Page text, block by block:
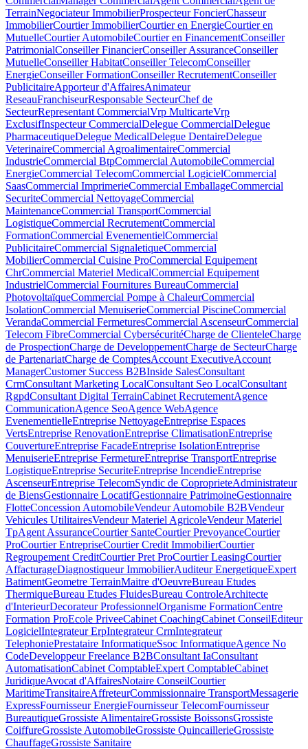
TerrainNegociateur ImmobilierProspecteur FoncierChasseur
ImmobilierCourtier ImmobilierCourtier en EnergieCourtier en
MutuelleCourtier AutomobileCourtier en FinancementConseiller
PatrimonialConseiller FinancierConseiller AssuranceConseiller
MutuelleConseiller HabitatConseiller TelecomConseiller
EnergieConseiller FormationConseiller RecrutementConseiller
PublicitaireApporteur d'AffairesAnimateur
ReseauFranchiseurResponsable SecteurChef de
SecteurRepresentant CommercialVrp MulticarteVrp
ExclusifInspecteur CommercialDelegue CommercialDelegue
PharmaceutiqueDelegue MedicalDelegue DentaireDelegue
VeterinaireCommercial AgroalimentaireCommercial
IndustrieCommercial BtpCommercial AutomobileCommercial
EnergieCommercial TelecomCommercial LogicielCommercial
SaasCommercial ImprimerieCommercial EmballageCommercial
SecuriteCommercial NettoyageCommercial
MaintenanceCommercial TransportCommercial
LogistiqueCommercial RecrutementCommercial
FormationCommercial EvenementielCommercial
PublicitaireCommercial SignaletiqueCommercial
MobilierCommercial Cuisine ProCommercial Equipement
ChrCommercial Materiel MedicalCommercial Equipement
IndustrielCommercial Fournitures BureauCommercial
PhotovoltaïqueCommercial Pompe à ChaleurCommercial
IsolationCommercial MenuiserieCommercial PiscineCommercial
VerandaCommercial FermeturesCommercial AscenseurCommercial
Telecom FibreCommercial CybersécuritéCharge de ClienteleCharge
de ProspectionCharge de DeveloppementCharge de SecteurCharge
de PartenariatCharge de ComptesAccount ExecutiveAccount
ManagerCustomer Success B2BInside SalesConsultant
CrmConsultant Marketing LocalConsultant Seo LocalConsultant
RgpdConsultant Digital TerrainCabinet RecrutementAgence
CommunicationAgence SeoAgence WebAgence
EvenementielleEntreprise NettoyageEntreprise Espaces
VertsEntreprise RenovationEntreprise ClimatisationEntreprise
CouvertureEntreprise FacadeEntreprise IsolationEntreprise
MenuiserieEntreprise FermetureEntreprise TransportEntreprise
LogistiqueEntreprise SecuriteEntreprise IncendieEntreprise
AscenseurEntreprise TelecomSyndic de CoproprieteAdministrateur
de BiensGestionnaire LocatifGestionnaire PatrimoineGestionnaire
FlotteConcession AutomobileVendeur Automobile B2BVendeur
Vehicules UtilitairesVendeur Materiel AgricoleVendeur Materiel
TpAgent AssuranceCourtier SanteCourtier PrevoyanceCourtier
ProCourtier EntrepriseCourtier Credit ImmobilierCourtier
Regroupement CreditCourtier Pret ProCourtier LeasingCourtier
AffacturageDiagnostiqueur ImmobilierAuditeur EnergetiqueExpert
BatimentGeometre TerrainMaitre d'OeuvreBureau Etudes
ThermiqueBureau Etudes FluidesBureau ControleArchitecte
d'InterieurDecorateur ProfessionnelOrganisme FormationCentre
Formation ProEcole PriveeCabinet CoachingCabinet ConseilEditeur
LogicielIntegrateur ErpIntegrateur CrmIntegrateur
TelephoniePrestataire InformatiqueSsoc InformatiqueAgence No
CodeDeveloppeur Freelance B2BConsultant IaConsultant
AutomatisationCabinet ComptableExpert ComptableCabinet
JuridiqueAvocat d'AffairesNotaire ConseilCourtier
MaritimeTransitaireAffreteurCommissionnaire TransportMessagerie
ExpressFournisseur EnergieFournisseur TelecomFournisseur
BureautiqueGrossiste AlimentaireGrossiste BoissonsGrossiste
CoiffureGrossiste AutomobileGrossiste QuincaillerieGrossiste
ChauffageGrossiste Sanitaire